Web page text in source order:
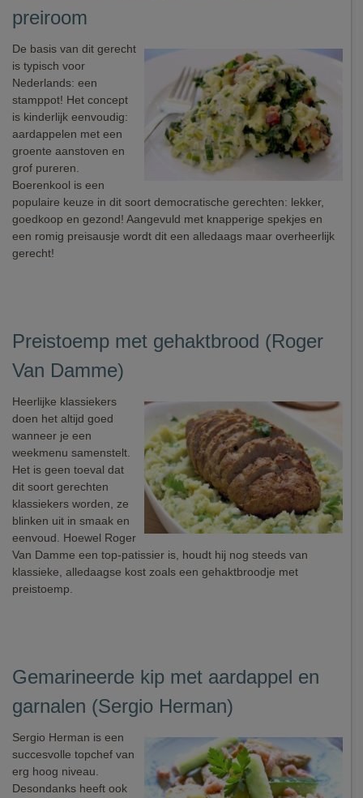
preiroom
De basis van dit gerecht
is typisch voor
Nederlands: een
stamppot! Het concept
is kinderlijk eenvoudig:
aardappelen met een
groente aanstoven en
grof pureren.
Boerenkool is een
populaire keuze in dit soort democratische gerechten: lekker,
goedkoop en gezond! Aangevuld met knapperige spekjes en
een romig preisausje wordt dit een alledaags maar overheerlijk
gerecht!
Preistoemp met gehaktbrood (Roger
Van Damme)
Heerlijke klassiekers
doen het altijd goed
wanneer je een
weekmenu samenstelt.
Het is geen toeval dat
dit soort gerechten
klassiekers worden, ze
blinken uit in smaak en
eenvoud. Hoewel Roger
Van Damme een top-patissier is, houdt hij nog steeds van
klassieke, alledaagse kost zoals een gehaktbroodje met
preistoemp.
Gemarineerde kip met aardappel en
garnalen (Sergio Herman)
Sergio Herman is een
succesvolle topchef van
erg hoog niveau.
Desondanks heeft ook